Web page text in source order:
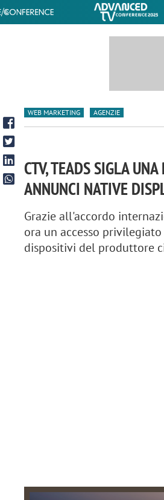
WEB MARKETING AGENZIE
CTV, TEADS SIGLA
ANNUNCI NATIVE
Grazie all'accordo
ora un accesso
dispositivi del produttore